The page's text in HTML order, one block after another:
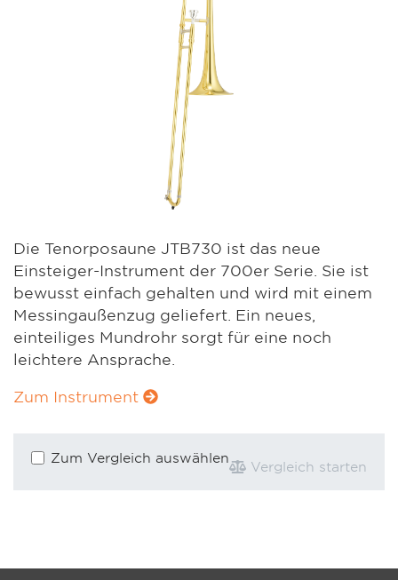
Die Tenorposaune JTB730 ist das neue
Einsteiger-Instrument der 700er Serie. Sie ist
bewusst einfach gehalten und wird mit einem
Messingaußenzug geliefert. Ein neues,
einteiliges Mundrohr sorgt für eine noch
leichtere Ansprache.
Zum Instrument
Zum Vergleich auswählen
Vergleich starten